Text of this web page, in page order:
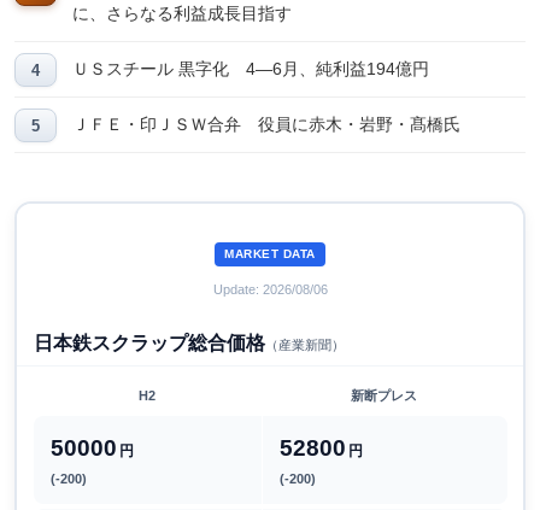
に、さらなる利益成長目指す
ＵＳスチール 黒字化 4―6月、純利益194億円
ＪＦＥ・印ＪＳＷ合弁 役員に赤木・岩野・髙橋氏
MARKET DATA
Update: 2026/08/06
日本鉄スクラップ総合価格（産業新聞）
H2 新断プレス
50000 円
(-200)
52800 円
(-200)